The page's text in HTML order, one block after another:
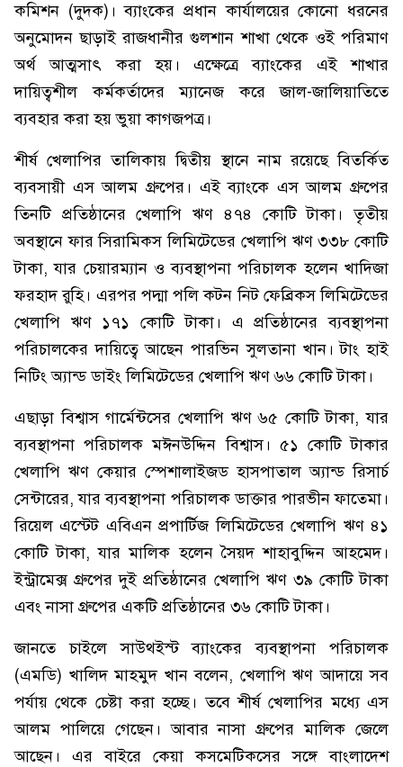
কমিশন (দুদক)। ব্যাংকের প্রধান কার্যালয়ের কোনো ধরনের
অনুমোদন ছাড়াই রাজধানীর গুলশান শাখা থেকে ওই পরিমাণ
অর্থ আত্মসাৎ করা হয়। এক্ষেত্রে ব্যাংকের এই শাখার
দায়িত্বশীল কর্মকর্তাদের ম্যানেজ করে জাল-জালিয়াতিতে
ব্যবহার করা হয় ভুয়া কাগজপত্র।
শীর্ষ খেলাপির তালিকায় দ্বিতীয় স্থানে নাম রয়েছে বিতর্কিত
ব্যবসায়ী এস আলম গ্রুপের। এই ব্যাংকে এস আলম গ্রুপের
তিনটি প্রতিষ্ঠানের খেলাপি ‍ঋণ ৪৭৪ কোটি টাকা। তৃতীয়
অবস্থানে ফার সিরামিকস লিমিটেডের খেলাপি ঋণ ৩৩৮ কোটি
টাকা, যার চেয়ারম্যান ও ব্যবস্থাপনা পরিচালক হলেন খাদিজা
ফরহাদ রুহি। এরপর পদ্মা পলি কটন নিট ফেব্রিকস লিমিটেডের
খেলাপি ঋণ ১৭১ কোটি টাকা। এ প্রতিষ্ঠানের ব্যবস্থাপনা
পরিচালকের দায়িত্বে আছেন পারভিন সুলতানা খান। টাং হাই
নিটিং অ্যান্ড ডাইং লিমিটেডের খেলাপি ঋণ ৬৬ কোটি টাকা।
এছাড়া বিশ্বাস গার্মেন্টসের খেলাপি ঋণ ৬৫ কোটি টাকা, যার
ব্যবস্থাপনা পরিচালক মঈনউদ্দিন বিশ্বাস। ৫১ কোটি টাকার
খেলাপি ঋণ কেয়ার স্পেশালাইজড হাসপাতাল অ্যান্ড রিসার্চ
সেন্টারের, যার ব্যবস্থাপনা পরিচালক ডাক্তার পারভীন ফাতেমা।
রিয়েল এস্টেট এবিএন প্রপার্টিজ লিমিটেডের খেলাপি ঋণ ৪১
কোটি টাকা, যার মালিক হলেন সৈয়দ শাহাবুদ্দিন আহমেদ।
ইন্ট্রামেক্স গ্রুপের দুই প্রতিষ্ঠানের খেলাপি ঋণ ৩৯ কোটি টাকা
এবং নাসা গ্রুপের একটি প্রতিষ্ঠানের ৩৬ কোটি টাকা।
জানতে চাইলে সাউথইস্ট ব্যাংকের ব্যবস্থাপনা পরিচালক
(এমডি) খালিদ মাহমুদ খান বলেন, খেলাপি ঋণ আদায়ে সব
পর্যায় থেকে চেষ্টা করা হচ্ছে। তবে শীর্ষ খেলাপির মধ্যে এস
আলম পালিয়ে গেছেন। আবার নাসা গ্রুপের মালিক জেলে
আছেন। এর বাইরে কেয়া কসমেটিকসের সঙ্গে বাংলাদেশ